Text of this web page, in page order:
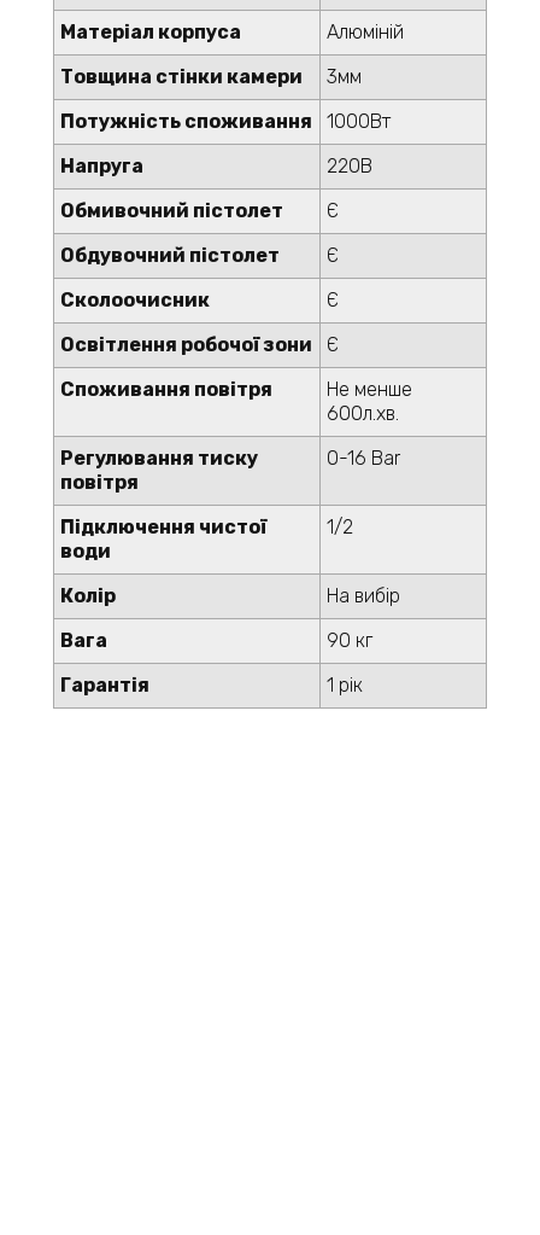
Матеріал корпуса
Алюміній
Товщина стінки камери
3мм
Потужність споживання
1000Вт
Напруга
220В
Обмивочний пістолет
Є
Обдувочний пістолет
Є
Сколоочисник
Є
Освітлення робочої зони
Є
Споживання повітря
Не менше
600л.хв.
Регулювання тиску
повітря
0-16 Bar
Підключення чистої
води
1/2
Колір
На вибір
Вага
90 кг
Гарантія
1 рік